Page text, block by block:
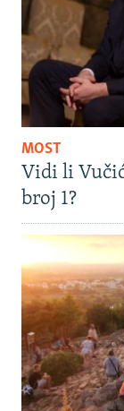
MOST
Vidi li
broj 1?